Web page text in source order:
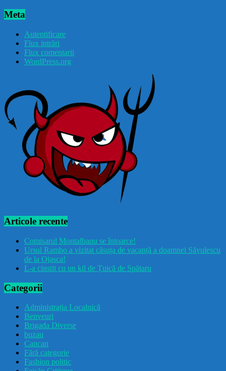
Meta
Autentificare
Flux intrări
Flux comentarii
WordPress.org
Articole recente
Comisarul Montalbanu se întoarce!
Ursul Rambo a vizitat căsuța de vacanță a doamnei Săvulescu
de la Ojasca!
L-a cinstit cu un kil de Țuică de Spătaru
Categorii
Administrația Localnică
Benveuri
Brigada Diverse
buzau
Cancan
Fără categorie
Fashion politic